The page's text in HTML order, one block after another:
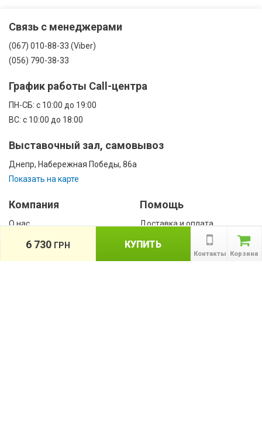
Связь с менеджерами
(067) 010-88-33 (Viber)
(056) 790-38-33
График работы Call-центра
ПН-CБ: с 10:00 до 19:00
ВС: с 10:00 до 18:00
Выставочный зал, самовывоз
Днепр, Набережная Победы, 86а
Показать на карте
Компания
О нас
Помощь
Доставка и оплата
Корзина
Контакты
КУПИТЬ
6 730 ГРН